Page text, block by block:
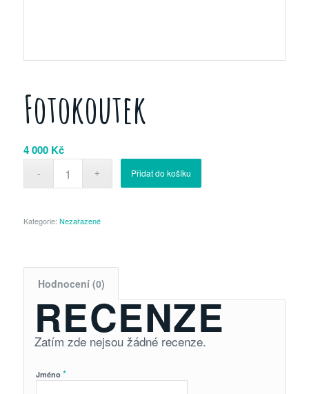
Fotokoutek
4 000 Kč
Přidat do košíku
Kategorie: Nezařazené
Hodnocení (0)
RECENZE
Zatím zde nejsou žádné recenze.
Jméno *